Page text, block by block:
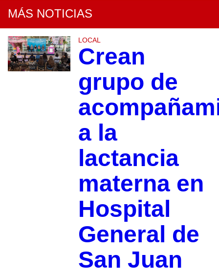
MÁS NOTICIAS
LOCAL
Crean
grupo de
a la
lactancia
materna en
Hospital
General de
San Juan